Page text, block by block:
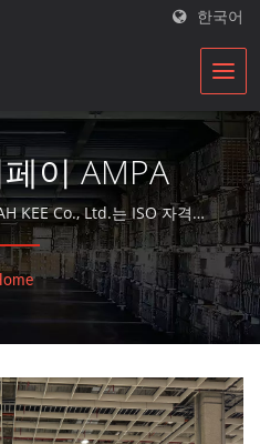
한국어
이 AMPA
KEE Co., Ltd.는 ISO 자격을
, 30년 넘는 기간 동안 교체용
발전기 및 시동 모터를 생산
습니다.